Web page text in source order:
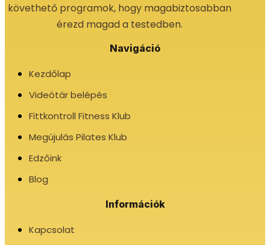
követhető programok, hogy magabiztosabban
érezd magad a testedben.
Navigáció
Kezdőlap
Videótár belépés
Fittkontroll Fitness Klub
Megújulás Pilates Klub
Edzőink
Blog
Információk
Kapcsolat